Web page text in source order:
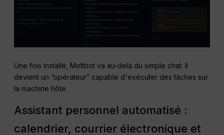
Une fois installé, Moltbot va au-delà du simple chat. Il
devient un “opérateur” capable d'exécuter des tâches sur
la machine hôte.
Assistant personnel automatisé :
calendrier, courrier électronique et